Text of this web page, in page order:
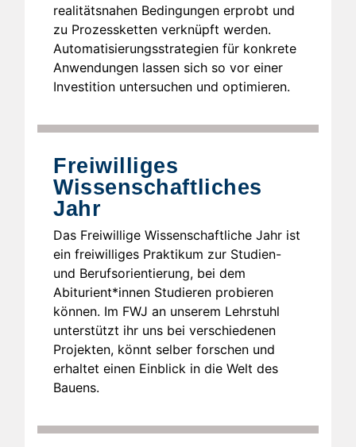
realitätsnahen Bedingungen erprobt und
zu Prozessketten verknüpft werden.
Automatisierungsstrategien für konkrete
Anwendungen lassen sich so vor einer
Investition untersuchen und optimieren.
Freiwilliges
Wissenschaftliches
Jahr
Das Freiwillige Wissenschaftliche Jahr ist
ein freiwilliges Praktikum zur Studien-
und Berufsorientierung, bei dem
Abiturient*innen Studieren probieren
können. Im FWJ an unserem Lehrstuhl
unterstützt ihr uns bei verschiedenen
Projekten, könnt selber forschen und
erhaltet einen Einblick in die Welt des
Bauens.